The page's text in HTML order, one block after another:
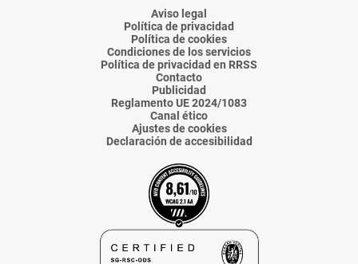
AlmeríaAlmeríaAlmería
Almería
Aviso legal
Política de privacidad
Política de cookies
Condiciones de los servicios
Política de privacidad en RRSS
Contacto
Publicidad
Reglamento UE 2024/1083
Canal ético
Ajustes de cookies
Declaración de accesibilidad